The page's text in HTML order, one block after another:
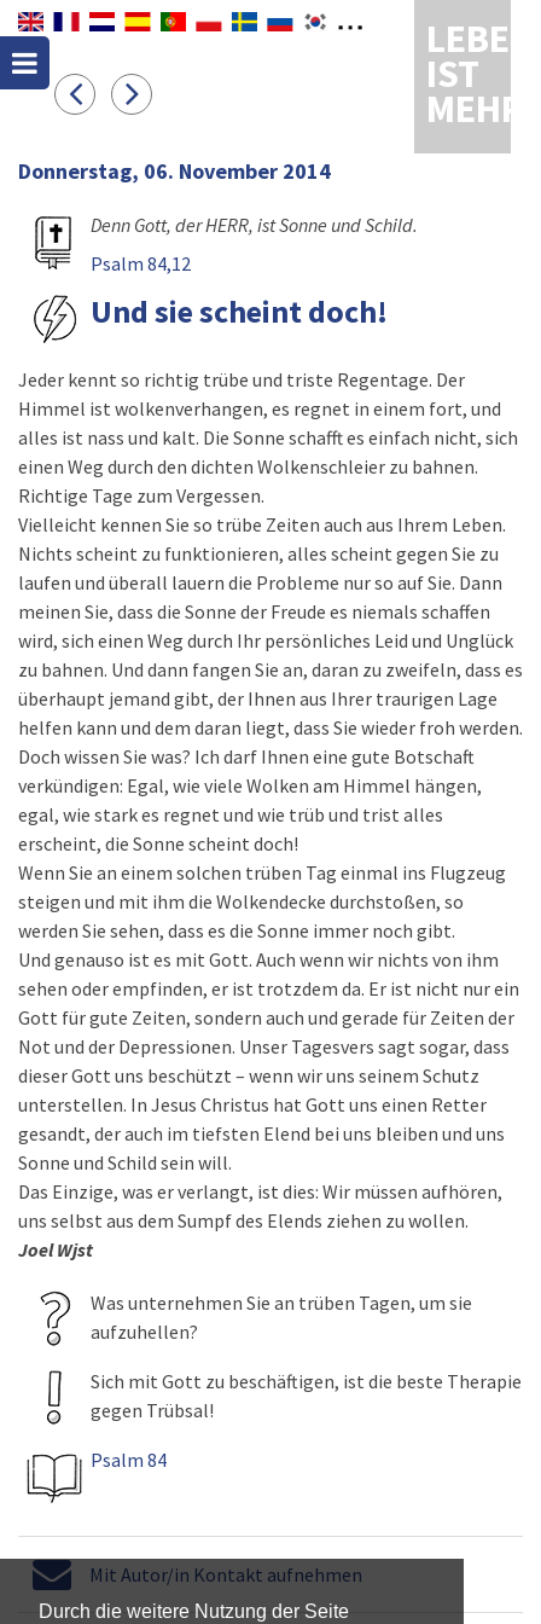
Durch die weitere Nutzung der Seite
LEBEN
IST
MEHR
Donnerstag, 06. November 2014
Denn Gott, der HERR, ist Sonne und Schild.
Psalm 84,12
Und sie scheint doch!
Jeder kennt so richtig trübe und triste Regentage. Der
Himmel ist wolkenverhangen, es regnet in einem fort, und
alles ist nass und kalt. Die Sonne schafft es einfach nicht, sich
einen Weg durch den dichten Wolkenschleier zu bahnen.
Richtige Tage zum Vergessen.
Vielleicht kennen Sie so trübe Zeiten auch aus Ihrem Leben.
Nichts scheint zu funktionieren, alles scheint gegen Sie zu
laufen und überall lauern die Probleme nur so auf Sie. Dann
meinen Sie, dass die Sonne der Freude es niemals schaffen
wird, sich einen Weg durch Ihr persönliches Leid und Unglück
zu bahnen. Und dann fangen Sie an, daran zu zweifeln, dass es
überhaupt jemand gibt, der Ihnen aus Ihrer traurigen Lage
helfen kann und dem daran liegt, dass Sie wieder froh werden.
Doch wissen Sie was? Ich darf Ihnen eine gute Botschaft
verkündigen: Egal, wie viele Wolken am Himmel hängen,
egal, wie stark es regnet und wie trüb und trist alles
erscheint, die Sonne scheint doch!
Wenn Sie an einem solchen trüben Tag einmal ins Flugzeug
steigen und mit ihm die Wolkendecke durchstoßen, so
werden Sie sehen, dass es die Sonne immer noch gibt.
Und genauso ist es mit Gott. Auch wenn wir nichts von ihm
sehen oder empfinden, er ist trotzdem da. Er ist nicht nur ein
Gott für gute Zeiten, sondern auch und gerade für Zeiten der
Not und der Depressionen. Unser Tagesvers sagt sogar, dass
dieser Gott uns beschützt – wenn wir uns seinem Schutz
unterstellen. In Jesus Christus hat Gott uns einen Retter
gesandt, der auch im tiefsten Elend bei uns bleiben und uns
Sonne und Schild sein will.
Das Einzige, was er verlangt, ist dies: Wir müssen aufhören,
uns selbst aus dem Sumpf des Elends ziehen zu wollen.
Joel Wjst
Was unternehmen Sie an trüben Tagen, um sie
aufzuhellen?
Sich mit Gott zu beschäftigen, ist die beste Therapie
gegen Trübsal!
Psalm 84
Mit Autor/in Kontakt aufnehmen